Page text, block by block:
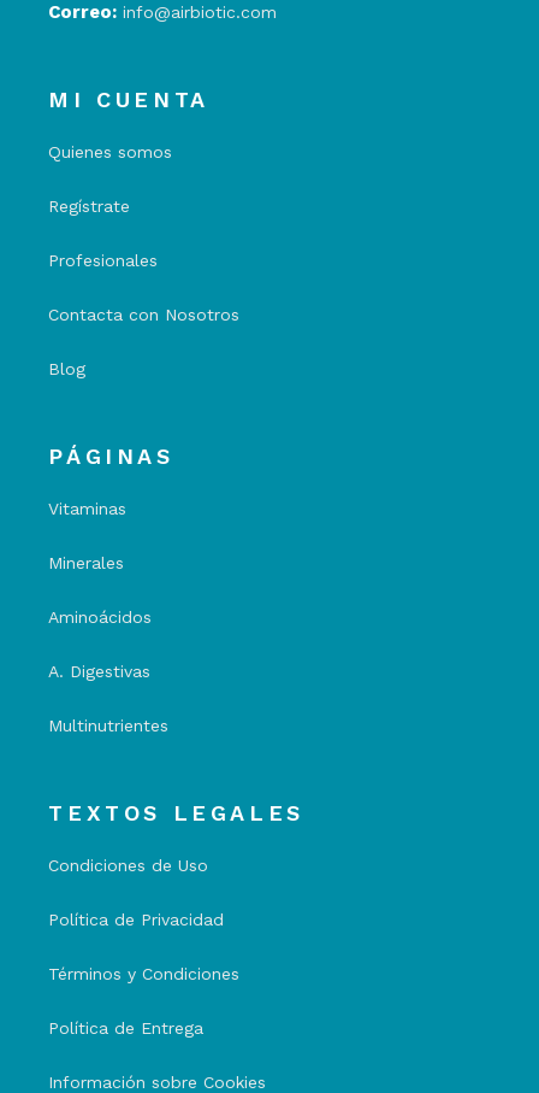
Correo: info@airbiotic.com
MI CUENTA
Quienes somos
Regístrate
Profesionales
Contacta con Nosotros
Blog
PÁGINAS
Vitaminas
Minerales
Aminoácidos
A. Digestivas
Multinutrientes
TEXTOS LEGALES
Condiciones de Uso
Política de Privacidad
Términos y Condiciones
Política de Entrega
Información sobre Cookies